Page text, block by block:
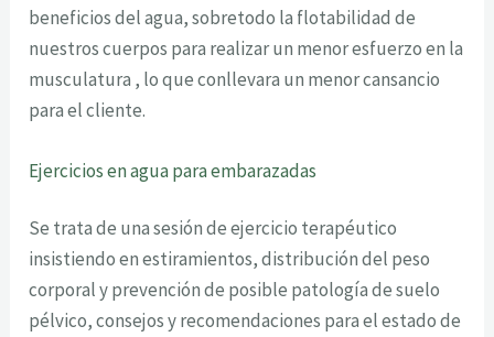
beneficios del agua, sobretodo la flotabilidad de
nuestros cuerpos para realizar un menor esfuerzo en la
musculatura , lo que conllevara un menor cansancio
para el cliente.
Ejercicios en agua para embarazadas
Se trata de una sesión de ejercicio terapéutico
insistiendo en estiramientos, distribución del peso
corporal y prevención de posible patología de suelo
pélvico, consejos y recomendaciones para el estado de